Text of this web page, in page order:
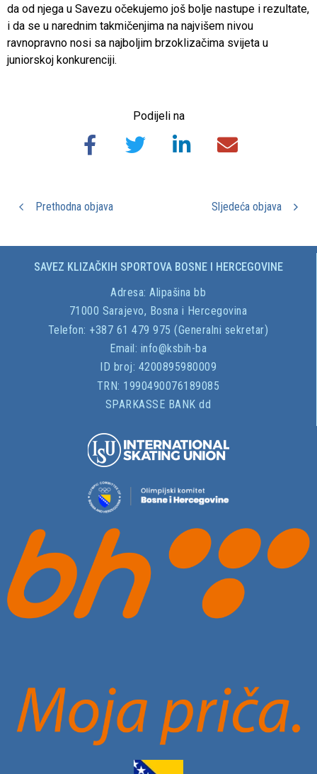
da od njega u Savezu očekujemo još bolje nastupe i rezultate,
i da se u narednim takmičenjima na najvišem nivou
ravnopravno nosi sa najboljim brzoklizačima svijeta u
juniorskoj konkurenciji.
Podijeli na
Prethodna objava Sljedeća objava
SAVEZ KLIZAČKIH SPORTOVA BOSNE I HERCEGOVINE
Adresa: Alipašina bb
71000 Sarajevo, Bosna i Hercegovina
Telefon: +387 61 479 975 (Generalni sekretar)
Email: info@ksbih-ba
ID broj: 4200895980009
TRN: 1990490076189085
SPARKASSE BANK dd